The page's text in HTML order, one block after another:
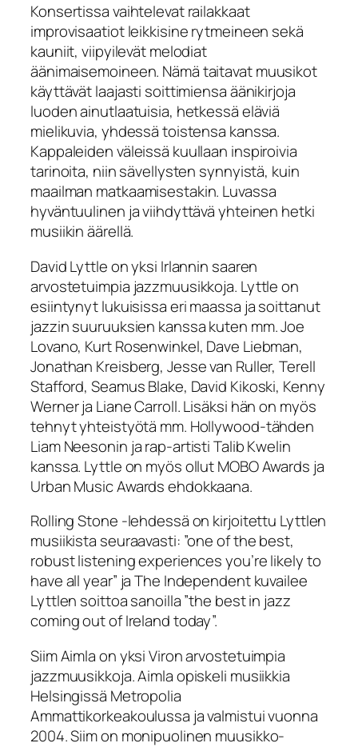
Konsertissa vaihtelevat railakkaat
improvisaatiot leikkisine rytmeineen sekä
kauniit, viipyilevät melodiat
äänimaisemoineen. Nämä taitavat muusikot
käyttävät laajasti soittimiensa äänikirjoja
luoden ainutlaatuisia, hetkessä eläviä
mielikuvia, yhdessä toistensa kanssa.
Kappaleiden väleissä kuullaan inspiroivia
tarinoita, niin sävellysten synnyistä, kuin
maailman matkaamisestakin. Luvassa
hyväntuulinen ja viihdyttävä yhteinen hetki
musiikin äärellä.
David Lyttle on yksi Irlannin saaren
arvostetuimpia jazzmuusikkoja. Lyttle on
esiintynyt lukuisissa eri maassa ja soittanut
jazzin suuruuksien kanssa kuten mm. Joe
Lovano, Kurt Rosenwinkel, Dave Liebman,
Jonathan Kreisberg, Jesse van Ruller, Terell
Stafford, Seamus Blake, David Kikoski, Kenny
Werner ja Liane Carroll. Lisäksi hän on myös
tehnyt yhteistyötä mm. Hollywood-tähden
Liam Neesonin ja rap-artisti Talib Kwelin
kanssa. Lyttle on myös ollut MOBO Awards ja
Urban Music Awards ehdokkaana.
Rolling Stone -lehdessä on kirjoitettu Lyttlen
musiikista seuraavasti: ”one of the best,
robust listening experiences you’re likely to
have all year” ja The Independent kuvailee
Lyttlen soittoa sanoilla ”the best in jazz
coming out of Ireland today”.
Siim Aimla on yksi Viron arvostetuimpia
jazzmuusikkoja. Aimla opiskeli musiikkia
Helsingissä Metropolia
Ammattikorkeakoulussa ja valmistui vuonna
2004. Siim on monipuolinen muusikko-